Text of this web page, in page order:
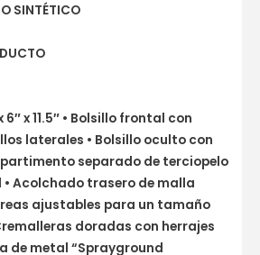
SINTÉTICO
6″ x 11.5″ • Bolsillo frontal con
laterales • Bolsillo oculto con
separado de terciopelo
Acolchado trasero de malla
ajustables para un tamaño
doradas con herrajes
de metal “Sprayground